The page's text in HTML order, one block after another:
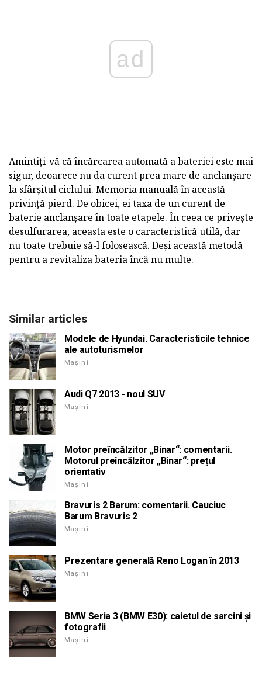
ad
Amintiți-vă că încărcarea automată a bateriei este mai
sigur, deoarece nu da curent prea mare de anclanșare
la sfârșitul ciclului. Memoria manuală în această
privință pierd. De obicei, ei taxa de un curent de
baterie anclanșare în toate etapele. În ceea ce privește
desulfurarea, aceasta este o caracteristică utilă, dar
nu toate trebuie să-l folosească. Deși această metodă
pentru a revitaliza bateria încă nu multe.
Similar articles
Modele de Hyundai. Caracteristicile tehnice
ale autoturismelor
Mașini
Audi Q7 2013 - noul SUV
Mașini
Motor preîncălzitor „Binar“: comentarii.
Motorul preîncălzitor „Binar“: prețul
orientativ
Mașini
Bravuris 2 Barum: comentarii. Cauciuc
Barum Bravuris 2
Mașini
Prezentare generală Reno Logan în 2013
Mașini
BMW Seria 3 (BMW E30): caietul de sarcini și
fotografii
Mașini